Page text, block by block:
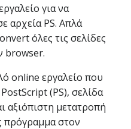
για να
αρχεία PS. Απλά
όλες τις σελίδες
browser.
online εργαλείο που
(PS), σελίδα
αξιόπιστη μετατροπή
πρόγραμμα στον